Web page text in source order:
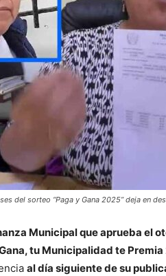
del sorteo “Paga y Gana 2025” deja en
Municipal que aprueba el
tu Municipalidad te Premia
al día siguiente de su